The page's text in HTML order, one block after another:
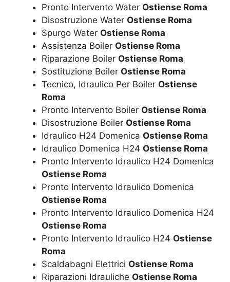
Pronto Intervento Water Ostiense Roma
Disostruzione Water Ostiense Roma
Spurgo Water Ostiense Roma
Assistenza Boiler Ostiense Roma
Riparazione Boiler Ostiense Roma
Sostituzione Boiler Ostiense Roma
Tecnico, Idraulico Per Boiler Ostiense
Roma
Pronto Intervento Boiler Ostiense Roma
Disostruzione Boiler Ostiense Roma
Idraulico H24 Domenica Ostiense Roma
Idraulico Domenica H24 Ostiense Roma
Pronto Intervento Idraulico H24 Domenica
Ostiense Roma
Pronto Intervento Idraulico Domenica
Ostiense Roma
Pronto Intervento Idraulico Domenica H24
Ostiense Roma
Pronto Intervento Idraulico H24 Ostiense
Roma
Scaldabagni Elettrici Ostiense Roma
Riparazioni Idrauliche Ostiense Roma